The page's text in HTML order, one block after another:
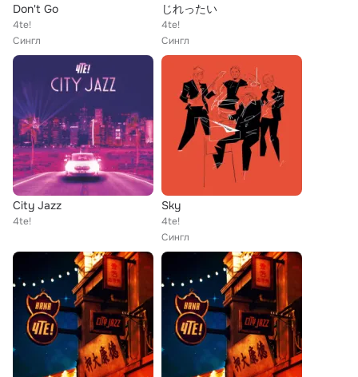
Don't Go
4te!
Сингл
じれったい
4te!
Сингл
City Jazz
4te!
Sky
4te!
Сингл